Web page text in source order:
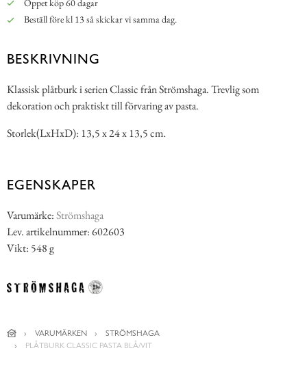
Öppet köp 60 dagar
Beställ före kl 13 så skickar vi samma dag.
BESKRIVNING
Klassisk plåtburk i serien Classic från Strömshaga. Trevlig som
dekoration och praktiskt till förvaring av pasta.
Storlek(LxHxD): 13,5 x 24 x 13,5 cm.
EGENSKAPER
Varumärke:Strömshaga
Lev. artikelnummer: 602603
Vikt: 548 g
VARUMÄRKEN
STRÖMSHAGA
PLÅTBURK CLASSIC PASTA BLÅ/VIT